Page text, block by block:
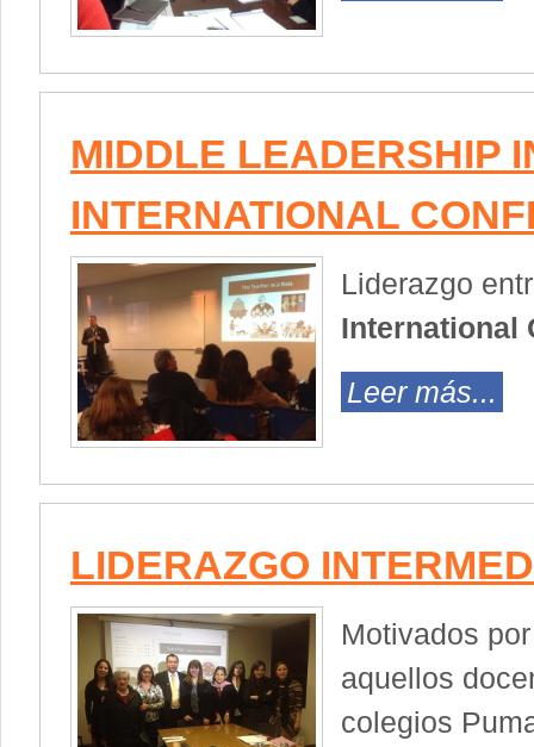
MIDDLE LEADERSHIP
INTERNATIONAL
Liderazgo
International
Leer más...
LIDERAZGO
Motivados
aquellos
colegios